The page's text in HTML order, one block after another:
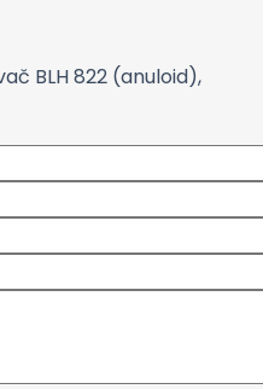
BLH 822 (anuloid),